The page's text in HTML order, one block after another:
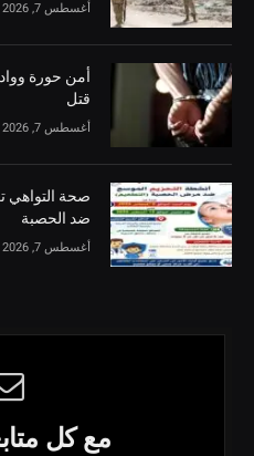
أغسطس 7, 2026
أمن حورة
قتل
أغسطس 7, 2026
صحة التواهي
ضد الحصبة
أغسطس 7, 2026
مع كل